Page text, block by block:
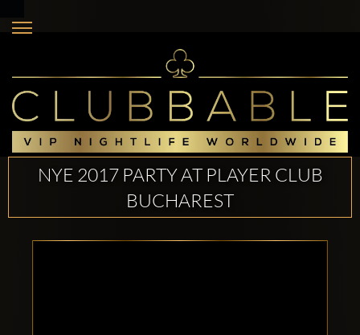
NYE 2017 PARTY AT PLAYER CLUB
BUCHAREST